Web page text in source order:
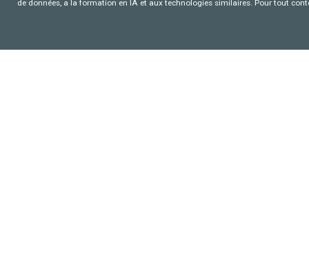
de données, a la formation en IA et aux technologies similaires. Pour tout